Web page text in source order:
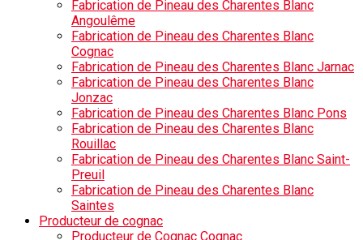
Fabrication de Pineau des Charentes Blanc
Angoulême
Fabrication de Pineau des Charentes Blanc
Cognac
Fabrication de Pineau des Charentes Blanc Jarnac
Fabrication de Pineau des Charentes Blanc
Jonzac
Fabrication de Pineau des Charentes Blanc Pons
Fabrication de Pineau des Charentes Blanc
Rouillac
Fabrication de Pineau des Charentes Blanc Saint-
Preuil
Fabrication de Pineau des Charentes Blanc
Saintes
Producteur de cognac
Producteur de Cognac Cognac